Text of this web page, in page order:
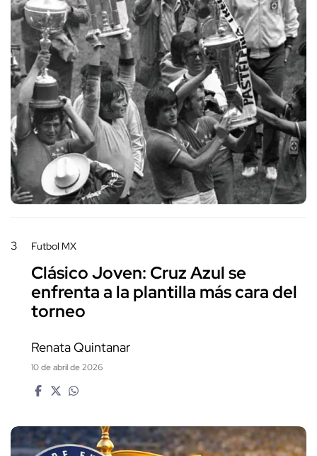
3 Futbol MX
Clásico Joven: Cruz Azul se
enfrenta a la plantilla más cara del
torneo
Renata Quintanar
10 de abril de 2026